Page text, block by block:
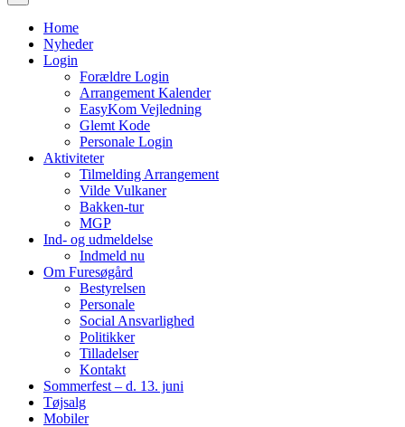
Home
Nyheder
Login
Forældre Login
Arrangement Kalender
EasyKom Vejledning
Glemt Kode
Personale Login
Aktiviteter
Tilmelding Arrangement
Vilde Vulkaner
Bakken-tur
MGP
Ind- og udmeldelse
Indmeld nu
Om Furesøgård
Bestyrelsen
Personale
Social Ansvarlighed
Politikker
Tilladelser
Kontakt
Sommerfest – d. 13. juni
Tøjsalg
Mobiler